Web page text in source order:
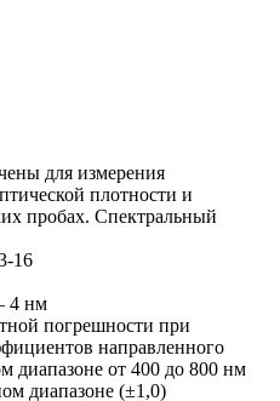
для измерения
плотности и
пробах. Спектральный
16
4 нм
погрешности при
направленного
диапазоне от 400 до 800 нм
диапазоне (±1,0)